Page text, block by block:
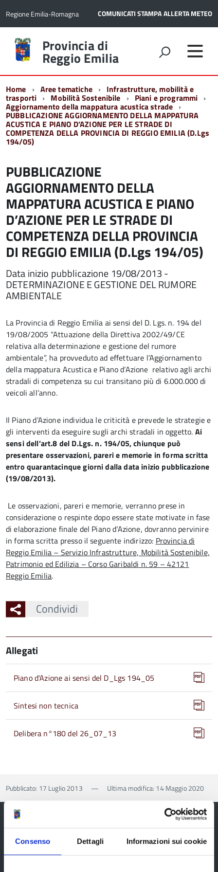
Consenso Dettagli Informazioni sui cookie
Regione Emilia-Romagna COMUNICATI STAMPAALLERTA METEO
Torna
alla
home
Provincia di
Reggio Emilia
Home Aree tematiche Infrastrutture, mobilità e
trasporti Mobilità Sostenibile Piani e programmi
Aggiornamento della mappatura acustica strade
PUBBLICAZIONE AGGIORNAMENTO DELLA MAPPATURA
ACUSTICA E PIANO D’AZIONE PER LE STRADE DI
COMPETENZA DELLA PROVINCIA DI REGGIO EMILIA (D.Lgs
194/05)
PUBBLICAZIONE
AGGIORNAMENTO DELLA
MAPPATURA ACUSTICA E PIANO
D’AZIONE PER LE STRADE DI
COMPETENZA DELLA PROVINCIA
DI REGGIO EMILIA (D.Lgs 194/05)
Data inizio pubblicazione 19/08/2013 -
DETERMINAZIONE E GESTIONE DEL RUMORE
AMBIENTALE
La Provincia di Reggio Emilia ai sensi del D. Lgs. n. 194 del
19/08/2005 “Attuazione della Direttiva 2002/49/CE
relativa alla determinazione e gestione del rumore
ambientale”, ha provveduto ad effettuare l’Aggiornamento
della mappatura Acustica e Piano d’Azione relativo agli archi
stradali di competenza su cui transitano più di 6.000.000 di
veicoli all’anno.
Il Piano d’Azione individua le criticità e prevede le strategie e
gli interventi da eseguire sugli archi stradali in oggetto. Ai
sensi dell’art.8 del D.Lgs. n. 194/05, chiunque può
presentare osservazioni, pareri e memorie in forma scritta
entro quarantacinque giorni dalla data inizio pubblicazione
(19/08/2013).
Le osservazioni, pareri e memorie, verranno prese in
considerazione o respinte dopo essere state motivate in fase
di elaborazione finale del Piano d’Azione, dovranno pervinire
in forma scritta presso il seguente indirizzo: Provincia di
Reggio Emilia – Servizio Infrastrutture, Mobilità Sostenibile,
Patrimonio ed Edilizia – Corso Garibaldi n. 59 – 42121
Reggio Emilia.
Condividi
Allegati
Piano d'Azione ai sensi del D_Lgs 194_05
Sintesi non tecnica
Delibera n°180 del 26_07_13
Pubblicato: 17 Luglio 2013 — Ultima modifica: 14 Maggio 2020
Provincia di Reggio Emilia